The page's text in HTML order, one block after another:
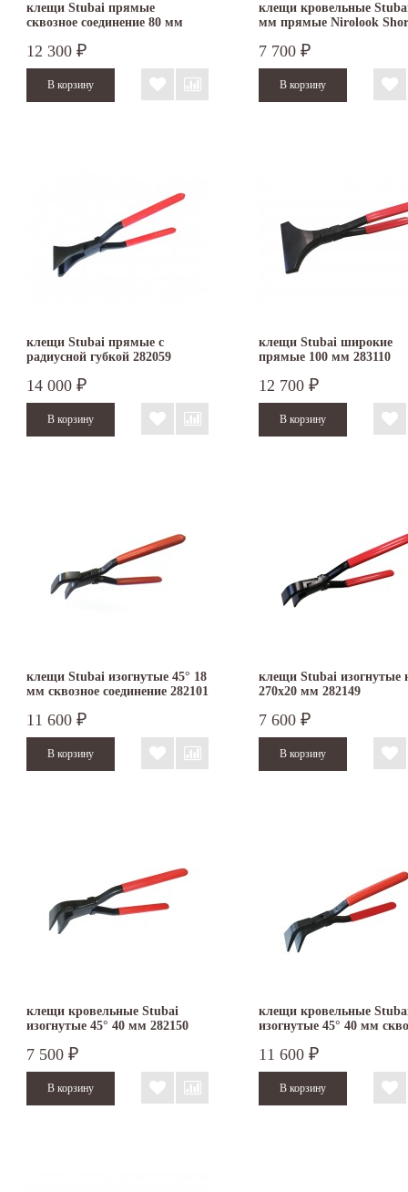
клещи Stubai прямые
сквозное соединение 80 мм
12 300 ₽
клещи кровельные
мм прямые Nirolook
7 700 ₽
клещи Stubai прямые с
радиусной губкой 282059
14 000 ₽
клещи Stubai широкие
прямые 100 мм 283110
12 700 ₽
клещи Stubai изогнутые 45° 18
мм сквозное соединение 282101
11 600 ₽
клещи Stubai изогнутые
270х20 мм 282149
7 600 ₽
клещи кровельные Stubai
изогнутые 45° 40 мм 282150
7 500 ₽
клещи кровельные
изогнутые 45° 40 мм
11 600 ₽